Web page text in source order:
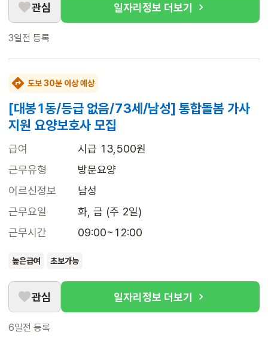
관심 일자리정보 더보기
3일전 등록
도보 30분 이상 예상
[대봉1동/등급 없음/73세/남성] 통합돌봄 가사
지원 요양보호사 모집
급여
시급 13,500원
근무유형
방문요양
어르신정보
남성
근무요일
화, 금 (주 2일)
근무시간
09:00~12:00
높은급여 초보가능
관심 일자리정보 더보기
6일전 등록